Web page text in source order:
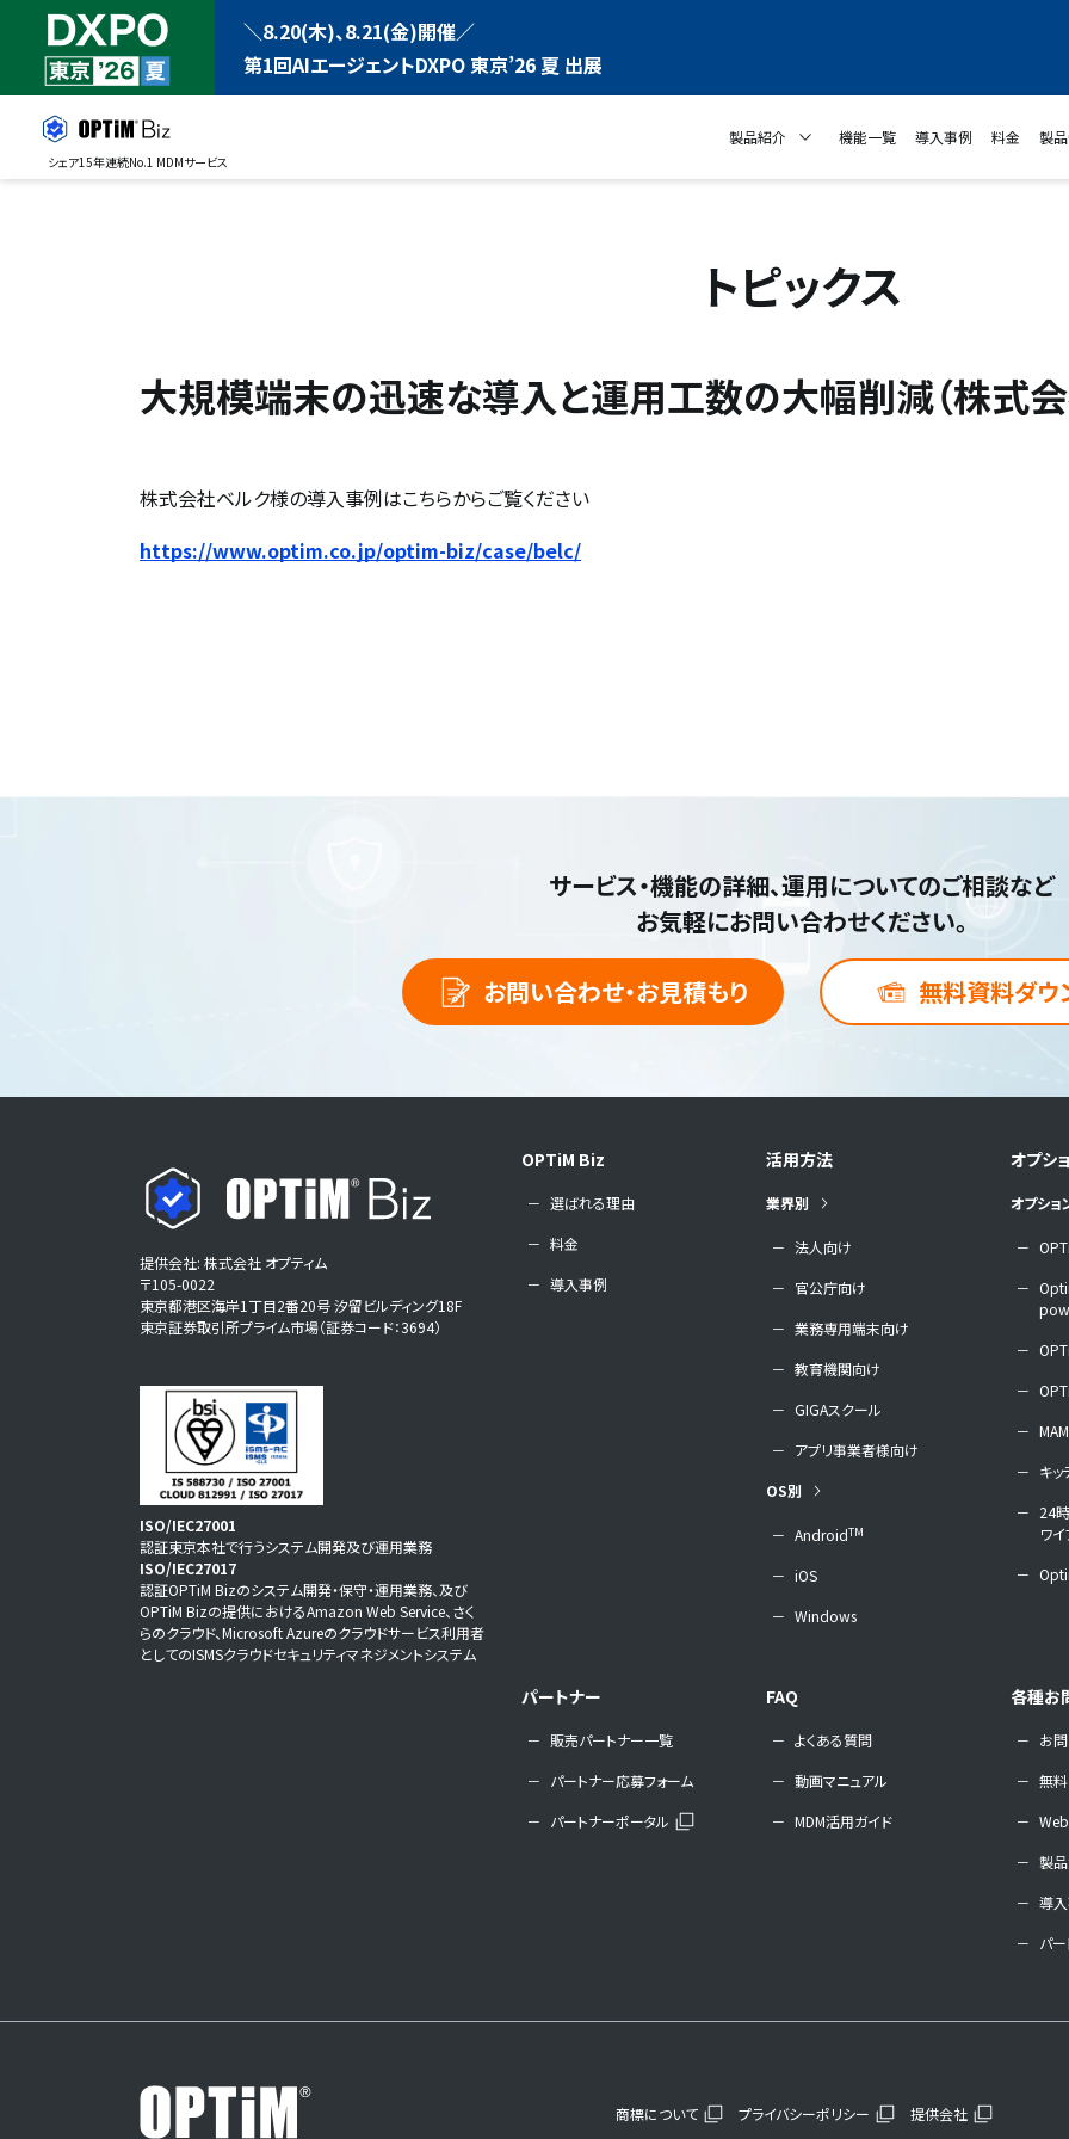
＼8.20(木)、8.21(金)開催／
第1回AIエージェントDXPO 東京’26 夏 出展
シェア15年連続No.1 MDMサービス
製品紹介 機能一覧 導入事例 料金 製
トピックス
大規模端末の迅速な導入と運用工数の大幅削減（株式
株式会社ベルク様の導入事例はこちらからご覧ください
https://www.optim.co.jp/optim-biz/case/belc/
サービス・機能の詳細、運用についてのご相談など
お気軽にお問い合わせください。
お問い合わせ・お見積もり 無料資料ダウ
提供会社: 株式会社 オプティム
〒105-0022
東京都港区海岸1丁目2番20号 汐留ビルディング18F
東京証券取引所プライム市場（証券コード：3694）
ISO/IEC27001
認証東京本社で行うシステム開発及び運用業務
ISO/IEC27017
認証OPTiM Bizのシステム開発・保守・運用業務、及び
OPTiM Bizの提供におけるAmazon Web Service、さく
らのクラウド、Microsoft Azureのクラウドサービス利用者
としてのISMSクラウドセキュリティマネジメントシステム
OPTiM Biz
選ばれる理由
料金
導入事例
活用方法
業界別
法人向け
官公庁向け
業務専用端末向け
教育機関向け
GIGAスクール
アプリ事業者様向け
OS別
AndroidTM
iOS
Windows
オプシ
オプショ
キッ
24
ワ
パートナー
販売パートナー一覧
パートナー応募フォーム
パートナーポータル
FAQ
よくある質問
動画マニュアル
MDM活用ガイド
各種お
お
無料
製
導
パ
商標について プライバシーポリシー 提供会社